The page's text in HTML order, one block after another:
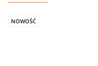
NOWOŚĆ